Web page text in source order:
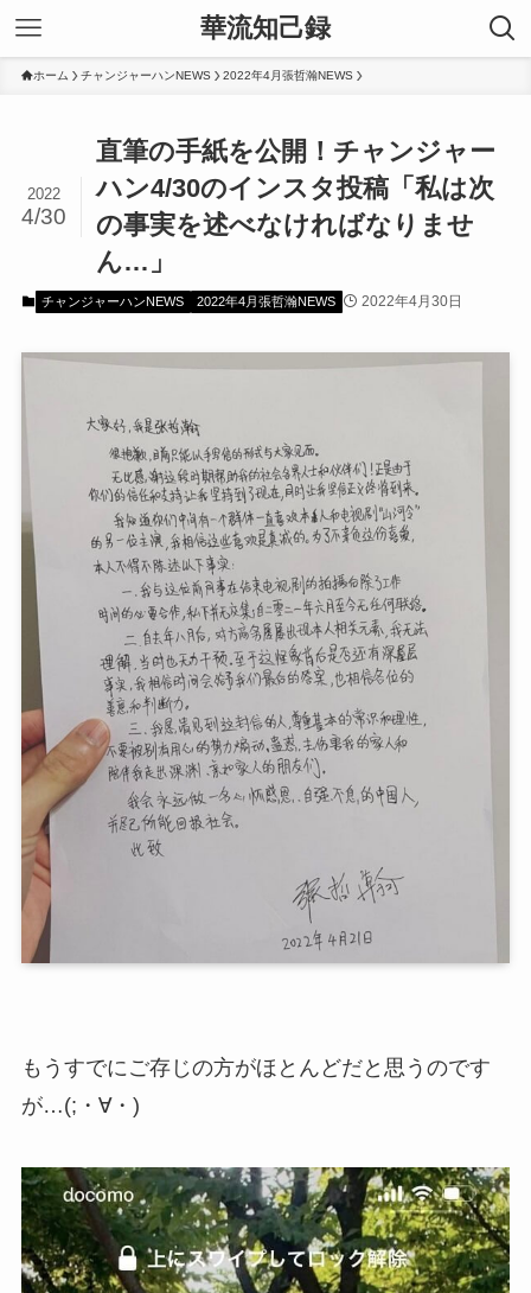
華流知己録
ホーム チャンジャーハンNEWS 2022年4月張哲瀚NEWS
直筆の手紙を公開！チャンジャー
ハン4/30のインスタ投稿「私は次
の事実を述べなければなりませ
ん…」
2022
4/30
チャンジャーハンNEWS 2022年4月張哲瀚NEWS 2022年4月30日
もうすでにご存じの方がほとんどだと思うのです
が…(;・∀・)